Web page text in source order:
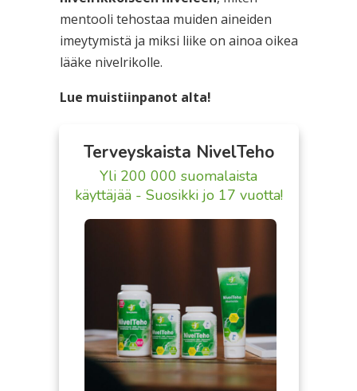
mentooli tehostaa muiden aineiden
imeytymistä ja miksi liike on ainoa oikea
lääke nivelrikolle.
Lue muistiinpanot alta!
Terveyskaista NivelTeho
Yli 200 000 suomalaista
käyttäjää - Suosikki jo 17 vuotta!